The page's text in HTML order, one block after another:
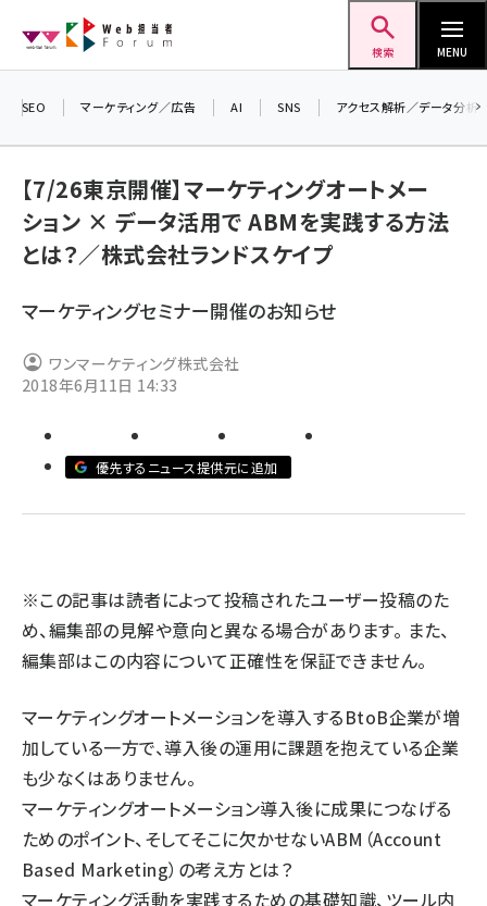
ン
検索 MENU
seo (3516)
youtube (2420)
note (2308)
z世代 (1617)
SEO マーケティング／広告 AI SNS アクセス解析／データ分析
【7/26東京開催】マーケティングオートメー
ション × データ活用で ABMを実践する方法
とは？／株式会社ランドスケイプ
マーケティングセミナー開催のお知らせ
ワンマーケティング株式会社
2018年6月11日 14:33
優先するニュース提供元に追加
※この記事は読者によって投稿されたユーザー投稿のた
め、編集部の見解や意向と異なる場合があります。 また、
編集部はこの内容について正確性を保証できません。
マーケティングオートメーションを導入するBtoB企業が増
加している一方で、導入後の運用に課題を抱えている企業
も少なくはありません。
マーケティングオートメーション導入後に成果につなげる
ためのポイント、そしてそこに欠かせないABM（Account
Based Marketing）の考え方とは？
マーケティング活動を実践するための基礎知識、ツール内